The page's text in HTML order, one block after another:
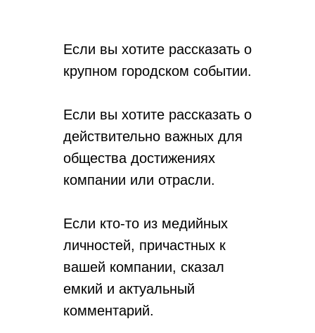
Если вы хотите рассказать о
крупном городском событии.
Если вы хотите рассказать о
действительно важных для
общества достижениях
компании или отрасли.
Если кто-то из медийных
личностей, причастных к
вашей компании, сказал
емкий и актуальный
комментарий.